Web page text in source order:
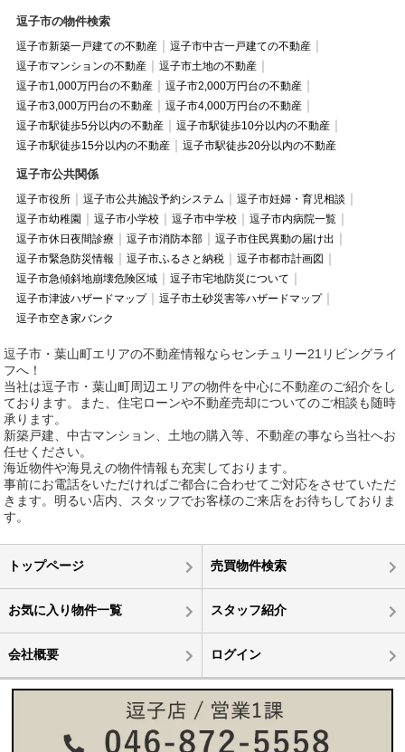
逗子市の物件検索
逗子市新築一戸建ての不動産
逗子市中古一戸建ての不動産
逗子市マンションの不動産
逗子市土地の不動産
逗子市1,000万円台の不動産
逗子市2,000万円台の不動産
逗子市3,000万円台の不動産
逗子市4,000万円台の不動産
逗子市駅徒歩5分以内の不動産
逗子市駅徒歩10分以内の不動産
逗子市駅徒歩15分以内の不動産
逗子市駅徒歩20分以内の不動産
逗子市公共関係
逗子市役所 逗子市公共施設予約システム
逗子市妊婦・育児相談
逗子市幼稚園
逗子市小学校 逗子市中学校
逗子市内病院一覧
逗子市休日夜間診療
逗子市消防本部
逗子市住民異動の届け出
逗子市緊急防災情報
逗子市ふるさと納税
逗子市都市計画図
逗子市急傾斜地崩壊危険区域
逗子市宅地防災について
逗子市津波ハザードマップ
逗子市土砂災害等ハザードマップ
逗子市空き家バンク
逗子市・葉山町エリアの不動産情報ならセンチュリー21リビングライ
フへ！
当社は逗子市・葉山町周辺エリアの物件を中心に不動産のご紹介をし
ております。また、住宅ローンや不動産売却についてのご相談も随時
承ります。
新築戸建、中古マンション、土地の購入等、不動産の事なら当社へお
任せください。
海近物件や海見えの物件情報も充実しております。
事前にお電話をいただければご都合に合わせてご対応をさせていただ
きます。明るい店内、スタッフでお客様のご来店をお待ちしておりま
す。
トップページ 売買物件検索
お気に入り物件一覧 スタッフ紹介
会社概要 ログイン